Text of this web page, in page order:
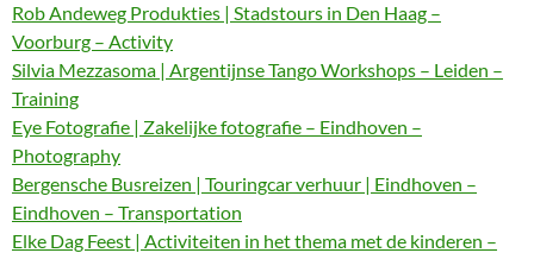
Rob Andeweg Produkties | Stadstours in Den Haag –
Voorburg – Activity
Silvia Mezzasoma | Argentijnse Tango Workshops – Leiden –
Training
Eye Fotografie | Zakelijke fotografie – Eindhoven –
Photography
Bergensche Busreizen | Touringcar verhuur | Eindhoven –
Eindhoven – Transportation
Elke Dag Feest | Activiteiten in het thema met de kinderen –